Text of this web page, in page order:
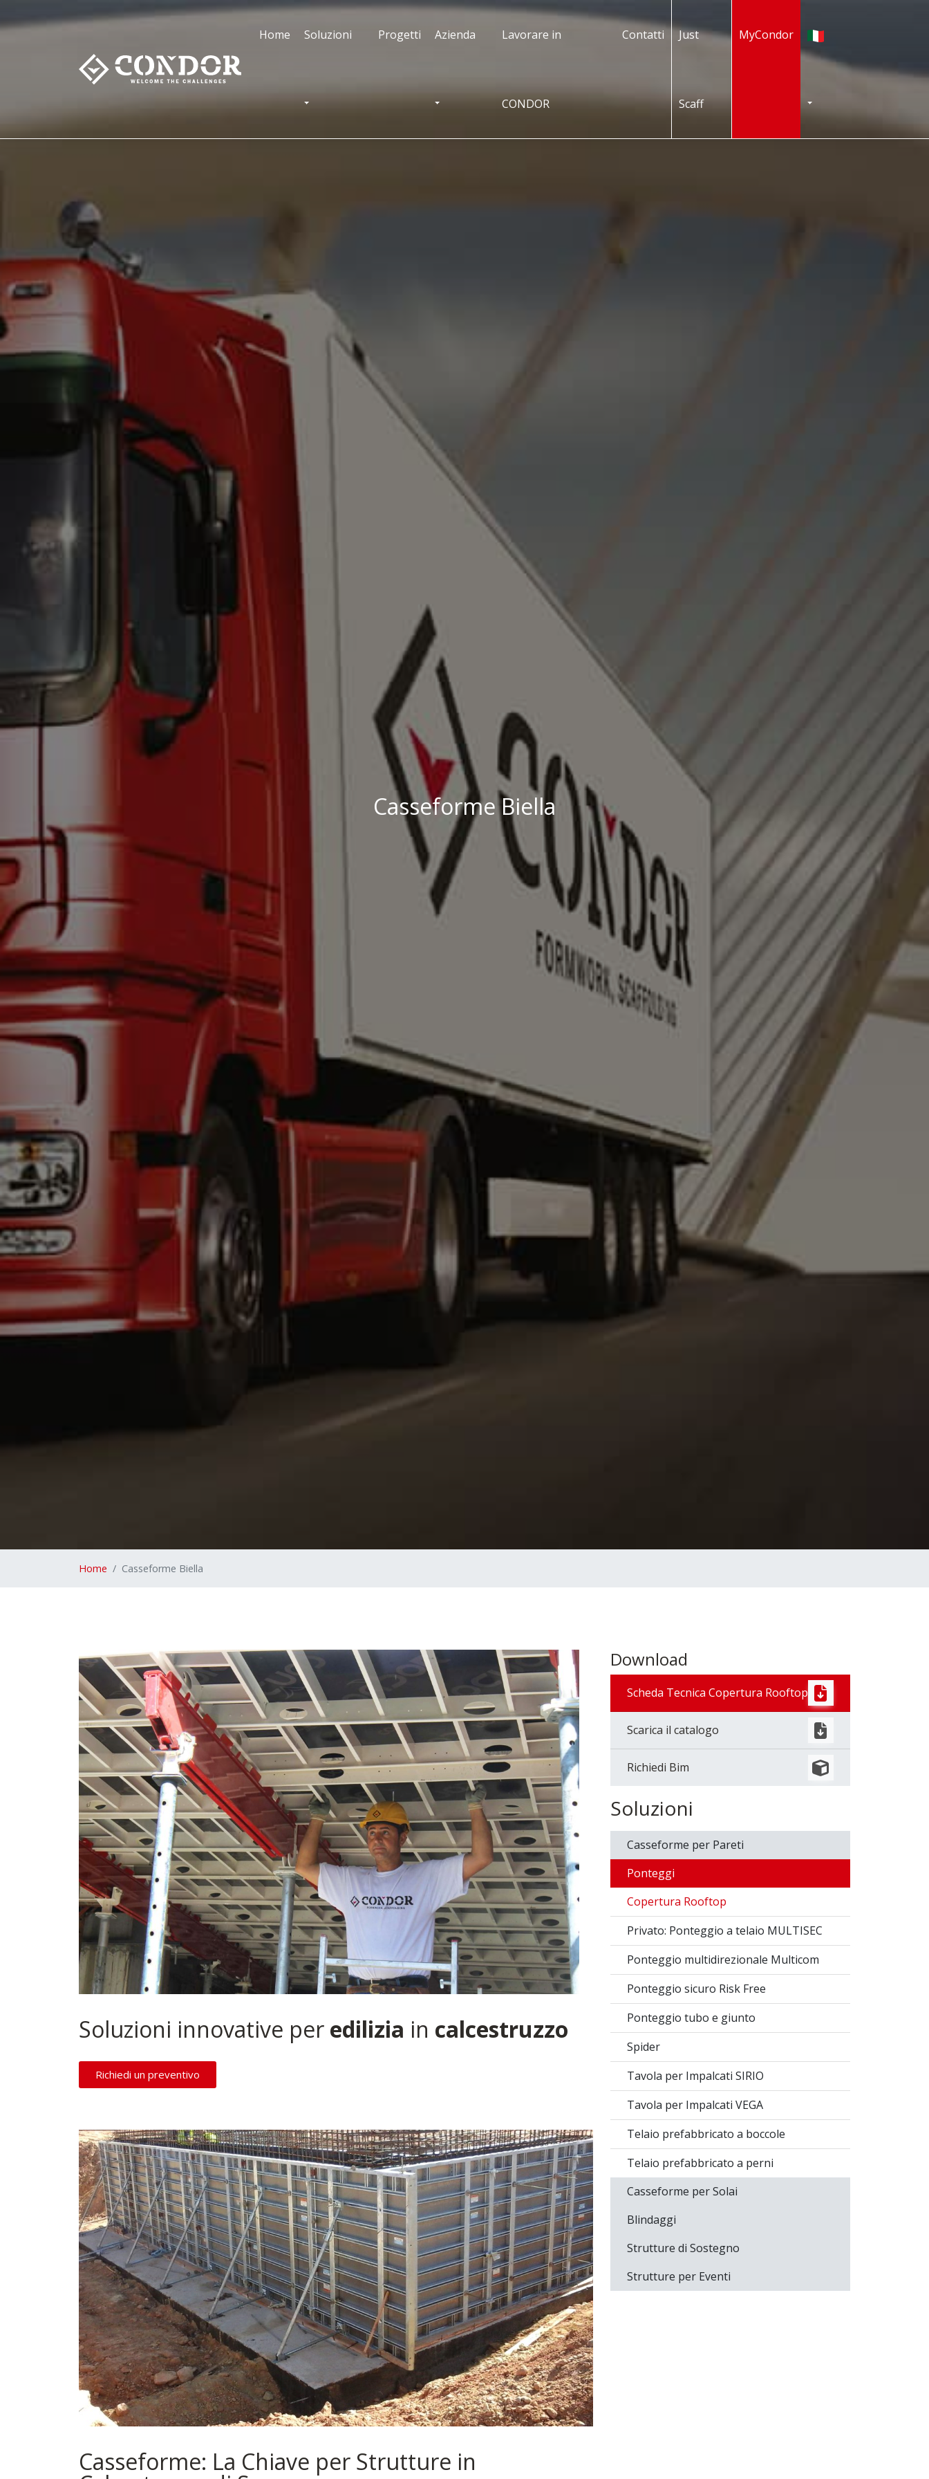
Home Soluzioni
TOGGLE DROPDOWN
Progetti Azienda
TOGGLE DROPDOWN
Lavorare in
CONDOR
Contatti Just
Scaff
MyCondor Italiano
TOGGLE DROPDOWN
Casseforme Biella
Home Casseforme Biella
Soluzioni innovative per edilizia in calcestruzzo
Richiedi un preventivo
Casseforme: La Chiave per Strutture in
Download
Scheda Tecnica Copertura Rooftop
Scarica il catalogo
Richiedi Bim
Soluzioni
Casseforme per Pareti
Ponteggi
Copertura Rooftop
Privato: Ponteggio a telaio MULTISEC
Ponteggio multidirezionale Multicom
Ponteggio sicuro Risk Free
Ponteggio tubo e giunto
Spider
Tavola per Impalcati SIRIO
Tavola per Impalcati VEGA
Telaio prefabbricato a boccole
Telaio prefabbricato a perni
Casseforme per Solai
Blindaggi
Strutture di Sostegno
Strutture per Eventi